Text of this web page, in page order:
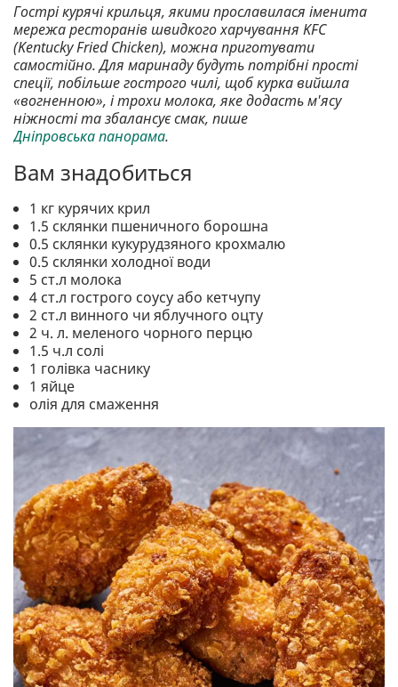
Гострі курячі крильця, якими прославилася іменита
мережа ресторанів швидкого харчування KFC
(Kentucky Fried Chicken), можна приготувати
самостійно. Для маринаду будуть потрібні прості
спеції, побільше гострого чилі, щоб курка вийшла
«вогненною», і трохи молока, яке додасть м'ясу
ніжності та збалансує смак, пише
Дніпровська панорама.
Вам знадобиться
1 кг курячих крил
1.5 склянки пшеничного борошна
0.5 склянки кукурудзяного крохмалю
0.5 склянки холодної води
5 ст.л молока
4 ст.л гострого соусу або кетчупу
2 ст.л винного чи яблучного оцту
2 ч. л. меленого чорного перцю
1.5 ч.л солі
1 голівка часнику
1 яйце
олія для смаження